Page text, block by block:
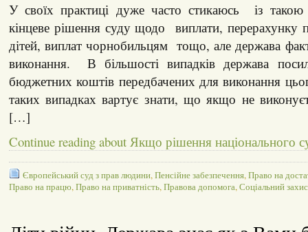
У своїх практиці дуже часто стикаюсь із такою
кінцеве рішення суду щодо виплати, перерахунку
дітей, виплат чорнобильцям тощо, але держава
виконання. В більшості випадків держава
бюджетних коштів передбачених для виконання
таких випадках вартує знати, що якщо не
[…]
Continue reading about Якщо рішення національного
Європейський суд з прав людини,Пенсійне забезпечення,Право на
Право на працю,Право на приватність,Правова допомога,Соціальний